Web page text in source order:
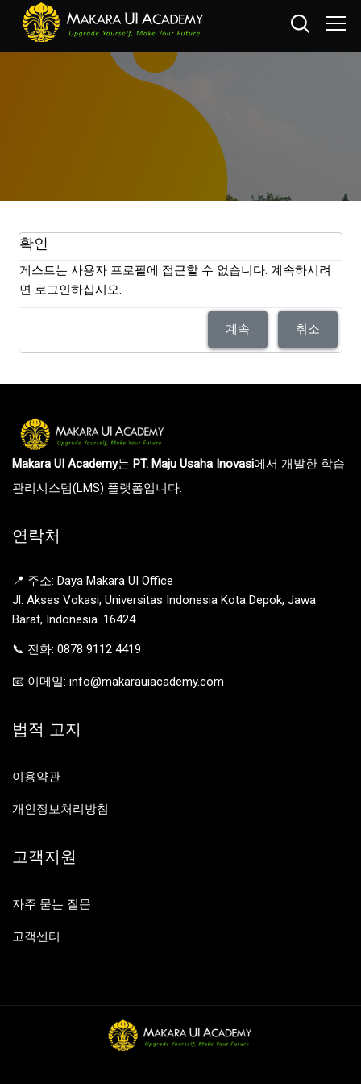
확인
게스트는 사용자 프로필에 접근할 수 없습니다. 계속하시려
면 로그인하십시오.
계속 취소
Makara UI Academy는 PT. Maju Usaha Inovasi에서 개발한 학습
관리시스템(LMS) 플랫폼입니다.
연락처
📍 주소: Daya Makara UI Office
Jl. Akses Vokasi, Universitas Indonesia Kota Depok, Jawa
Barat, Indonesia. 16424
📞 전화: 0878 9112 4419
📧 이메일: info@makarauiacademy.com
법적 고지
이용약관
개인정보처리방침
고객지원
자주 묻는 질문
고객센터